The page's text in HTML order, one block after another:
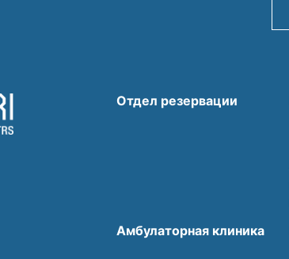
Отдел резервации
Амбулаторная клиника